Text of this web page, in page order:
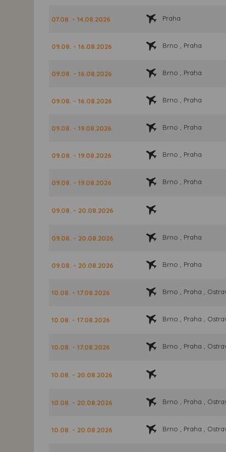
07.08. - 14.08.2026 Praha
09.08. - 16.08.2026 Brno , Praha
09.08. - 16.08.2026 Brno , Praha
09.08. - 16.08.2026 Brno , Praha
09.08. - 19.08.2026 Brno , Praha
09.08. - 19.08.2026 Brno , Praha
09.08. - 19.08.2026 Brno , Praha
09.08. - 20.08.2026
09.08. - 20.08.2026 Brno , Praha
09.08. - 20.08.2026 Brno , Praha
10.08. - 17.08.2026 Brno , Praha ,
10.08. - 17.08.2026 Brno , Praha ,
10.08. - 17.08.2026 Brno , Praha ,
10.08. - 20.08.2026
10.08. - 20.08.2026 Brno , Praha ,
10.08. - 20.08.2026 Brno , Praha ,